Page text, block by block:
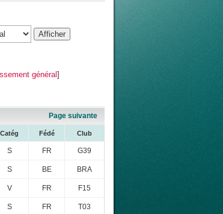
général]
Page suivante
Catég Fédé Club
S FR G39
S BE BRA
V FR F15
S FR T03